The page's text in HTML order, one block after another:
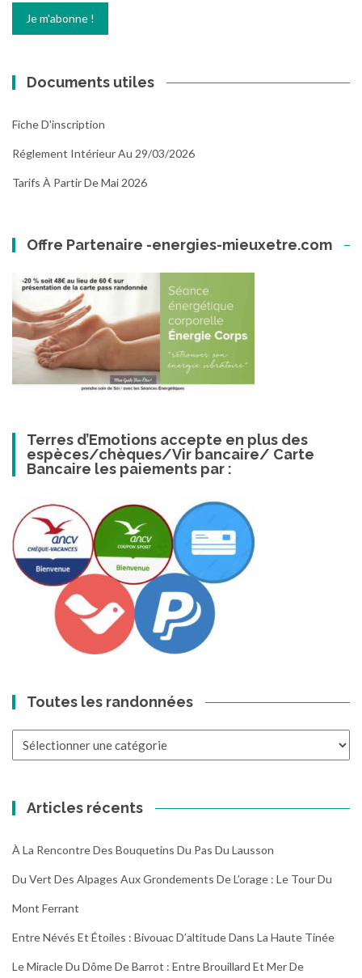
Documents utiles
Fiche D'inscription
Réglement Intérieur Au 29/03/2026
Tarifs À Partir De Mai 2026
Offre Partenaire -energies-mieuxetre.com
Terres d’Emotions accepte en plus des
espèces/chèques/Vir bancaire/ Carte
Bancaire les paiements par :
Toutes les randonnées
Articles récents
À La Rencontre Des Bouquetins Du Pas Du Lausson
Du Vert Des Alpages Aux Grondements De L’orage : Le Tour Du
Mont Ferrant
Entre Névés Et Étoiles : Bivouac D’altitude Dans La Haute Tinée
Le Miracle Du Dôme De Barrot : Entre Brouillard Et Mer De